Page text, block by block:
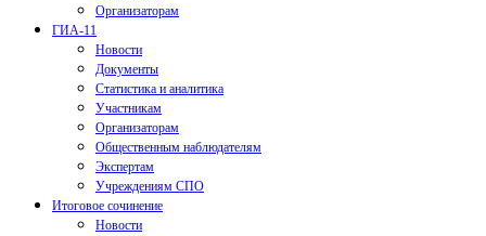
Организаторам
ГИА-11
Новости
Документы
Статистика и аналитика
Участникам
Организаторам
Общественным наблюдателям
Экспертам
Учреждениям СПО
Итоговое сочинение
Новости